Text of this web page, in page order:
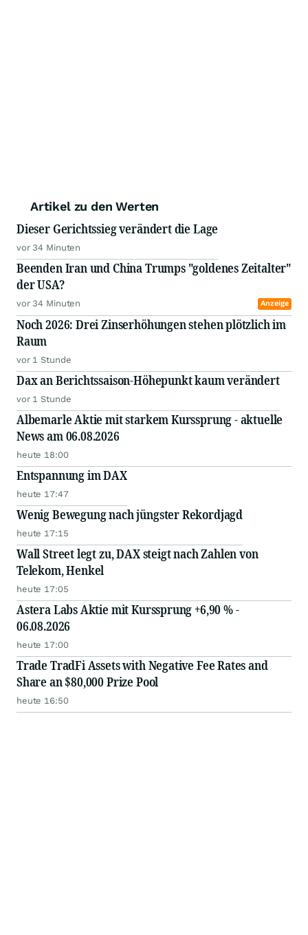
Artikel zu den Werten
Dieser Gerichtssieg verändert die Lage
vor 34 Minuten
Beenden Iran und China Trumps "goldenes Zeitalter"
der USA?
vor 34 Minuten Anzeige
Noch 2026: Drei Zinserhöhungen stehen plötzlich im
Raum
vor 1 Stunde
Dax an Berichtssaison-Höhepunkt kaum verändert
vor 1 Stunde
Albemarle Aktie mit starkem Kurssprung - aktuelle
News am 06.08.2026
heute 18:00
Entspannung im DAX
heute 17:47
Wenig Bewegung nach jüngster Rekordjagd
heute 17:15
Wall Street legt zu, DAX steigt nach Zahlen von
Telekom, Henkel
heute 17:05
Astera Labs Aktie mit Kurssprung +6,90 % -
06.08.2026
heute 17:00
Trade TradFi Assets with Negative Fee Rates and
Share an $80,000 Prize Pool
heute 16:50